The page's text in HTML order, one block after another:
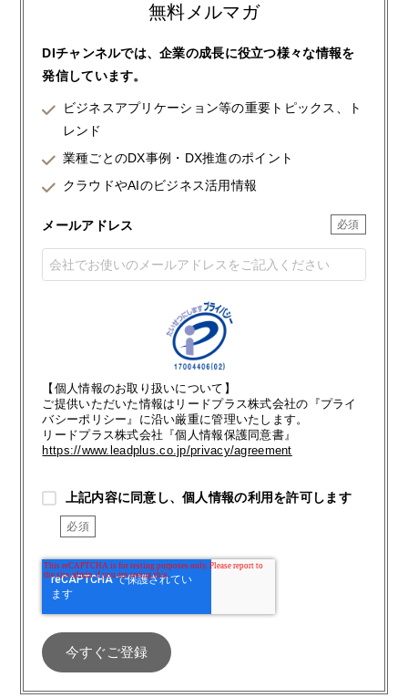
無料メルマガ
DIチャンネルでは、企業の成長に役立つ様々な情報を
発信しています。
ビジネスアプリケーション等の重要トピックス、ト
レンド
業種ごとのDX事例・DX推進のポイント
クラウドやAIのビジネス活用情報
メールアドレス
【個人情報のお取り扱いについて】
ご提供いただいた情報はリードプラス株式会社の『プライ
バシーポリシー』に沿い厳重に管理いたします。
リードプラス株式会社『個人情報保護同意書』
https://www.leadplus.co.jp/privacy/agreement
上記内容に同意し、個人情報の利用を許可します